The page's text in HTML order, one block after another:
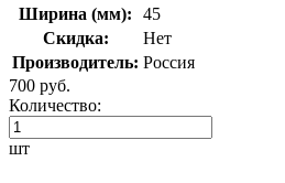
Ширина (мм):
45
Скидка:
Нет
Производитель: Россия
700 руб.
Количество:
шт